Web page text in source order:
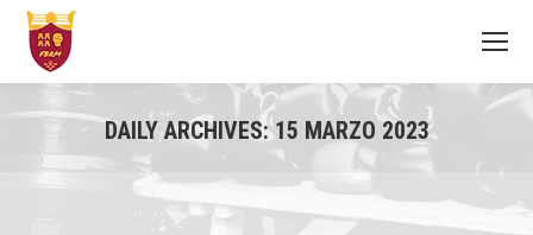
DAILY ARCHIVES:15 MARZO 2023
You are here: